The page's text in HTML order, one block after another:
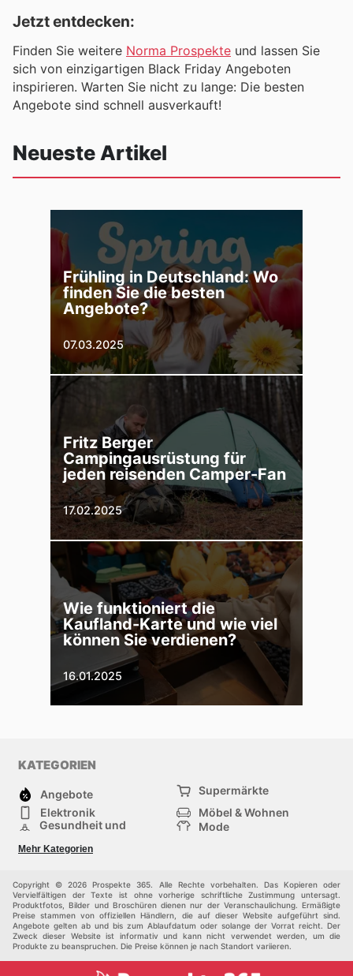
Jetzt entdecken:
Finden Sie weitere Norma Prospekte und lassen Sie
sich von einzigartigen Black Friday Angeboten
inspirieren. Warten Sie nicht zu lange: Die besten
Angebote sind schnell ausverkauft!
Neueste Artikel
Frühling in Deutschland: Wo
finden Sie die besten
Angebote?
07.03.2025
Fritz Berger
Campingausrüstung für
jeden reisenden Camper-Fan
17.02.2025
Wie funktioniert die
Kaufland-Karte und wie viel
können Sie verdienen?
16.01.2025
KATEGORIEN
Angebote
Supermärkte
Elektronik
Möbel & Wohnen
Gesundheit und
Mode
Sportartikel und
Sportbekleidung
Einkaufzentren
Andere
Mehr Kategorien
Copyright © 2026 Prospekte 365. Alle Rechte vorbehalten. Das Kopieren oder
Vervielfältigen der Texte ist ohne vorherige schriftliche Zustimmung untersagt.
Produktfotos, Bilder und Broschüren dienen nur der Veranschaulichung. Ermäßigte
Preise stammen von offiziellen Händlern, die auf dieser Website aufgeführt sind.
Angebote gelten ab und bis zum Ablaufdatum oder solange der Vorrat reicht. Der
Zweck dieser Website ist informativ und kann nicht verwendet werden, um die
Produkte zu beanspruchen. Die Preise können je nach Standort variieren.